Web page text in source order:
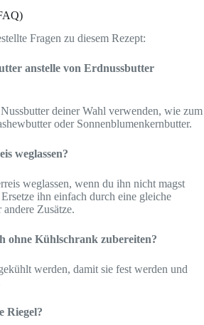
Fragen zu diesem Rezept:
anstelle von Erdnussbutter
deiner Wahl verwenden, wie zum
oder Sonnenblumenkernbutter.
weglassen?
weglassen, wenn du ihn nicht magst
ihn einfach durch eine gleiche
Zusätze.
ohne Kühlschrank zubereiten?
werden, damit sie fest werden und
Riegel?